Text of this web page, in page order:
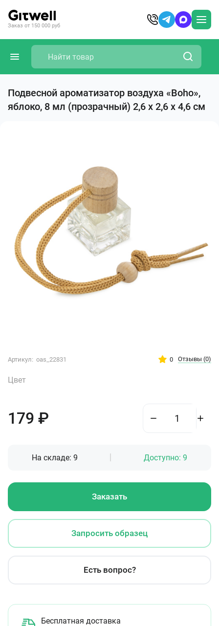
Заказ от 150 000 руб
Подвесной ароматизатор воздуха «Boho»,
яблоко, 8 мл (прозрачный) 2,6 х 2,6 х 4,6 см
Артикул: oas_22831 0 Отзывы (0)
Цвет
179 ₽
На складе:9 Доступно: 9
Заказать
Запросить образец
Есть вопрос?
Бесплатная доставка